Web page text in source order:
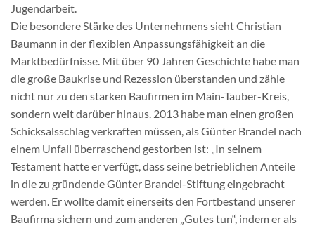
Jugendarbeit.
Die besondere Stärke des Unternehmens sieht Christian
Baumann in der flexiblen Anpassungsfähigkeit an die
Marktbedürfnisse. Mit über 90 Jahren Geschichte habe man
die große Baukrise und Rezession überstanden und zähle
nicht nur zu den starken Baufirmen im Main-Tauber-Kreis,
sondern weit darüber hinaus. 2013 habe man einen großen
Schicksalsschlag verkraften müssen, als Günter Brandel nach
einem Unfall überraschend gestorben ist: „In seinem
Testament hatte er verfügt, dass seine betrieblichen Anteile
in die zu gründende Günter Brandel-Stiftung eingebracht
werden. Er wollte damit einerseits den Fortbestand unserer
Baufirma sichern und zum anderen „Gutes tun“, indem er als